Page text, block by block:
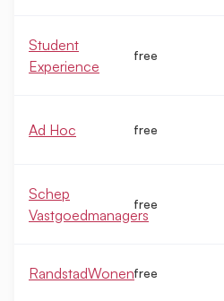
Student
Experience
free
Ad Hoc free
Schep
Vastgoedmanagers
free
RandstadWonenfree